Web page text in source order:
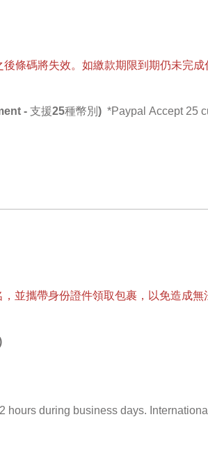
後條碼將失效。如繳款期限到期仍未完
- 支援25種幣別) *Paypal Accept 25
並攜帶身份證件領取包裹，以免造成無
hours during business days.